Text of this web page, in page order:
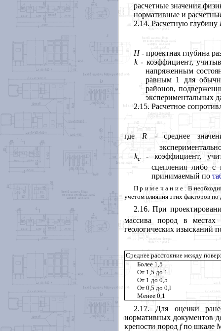
расчетные значения
нормативные и
2.14. Расчетную глубину
H- проектная глубина
k- коэффициент,
напряженным
равным 1 для
районов,
экспериментальных
2.15. Расчетное
где R- среднее
kc- коэффициент,
сцепления либо с
принимаемый по
Примечание. В
учетом влияния этих факторов
2.16. При
массива пород в местах
геологических изысканий
Среднее расстояние между
Более 1,5
От 1,5 до 1
От 1 до 0,5
От 0,5 до 0,l
Менее 0,1
2.17. Для оценки
нормативных документов
крепости пород fпо шкале